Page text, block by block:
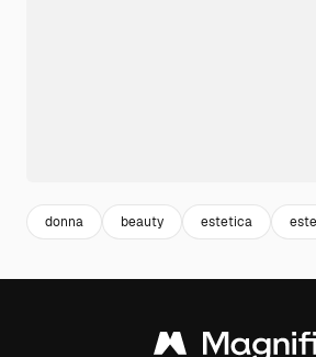
donna beauty estetica